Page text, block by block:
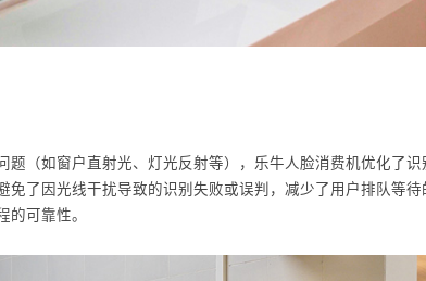
题（如窗户直射光、灯光反射等），乐牛人脸消费机优化了
免了因光线干扰导致的识别失败或误判，减少了用户排队等
的可靠性。